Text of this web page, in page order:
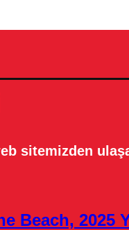
sitemizden
Beach, 2025